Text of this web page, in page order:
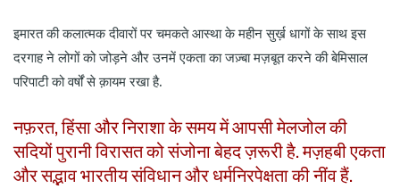
इमारत की कलात्मक दीवारों पर चमकते आस्था के महीन सुर्ख़ धागों के साथ इस
दरगाह ने लोगों को जोड़ने और उनमें एकता का जज़्बा मज़बूत करने की बेमिसाल
परिपाटी को वर्षों से क़ायम रखा है.
नफ़रत,हिंसाऔरनिराशाकेसमयमेंआपसीमेलजोलकी
सदियोंपुरानीविरासतकोसंजोनाबेहदज़रूरीहै.मज़हबीएकता
औरसद्भावभारतीयसंविधानऔरधर्मनिरपेक्षताकीनींवहैं.